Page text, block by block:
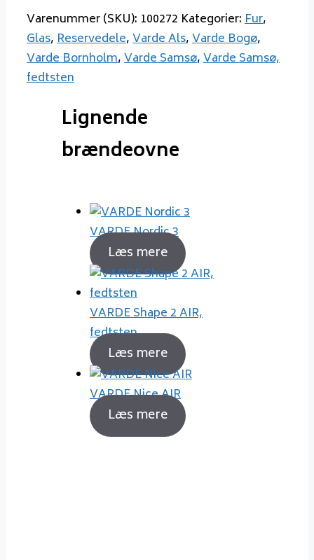
Varenummer (SKU): 100272 Kategorier:Fur,
Glas,Reservedele,Varde Als,Varde Bogø,
Varde Bornholm,Varde Samsø,Varde Samsø,
fedtsten
Lignende
brændeovne
VARDE Nordic 3
Læs mere
VARDE Shape 2 AIR,
fedtsten
Læs mere
VARDE Nice AIR
Læs mere